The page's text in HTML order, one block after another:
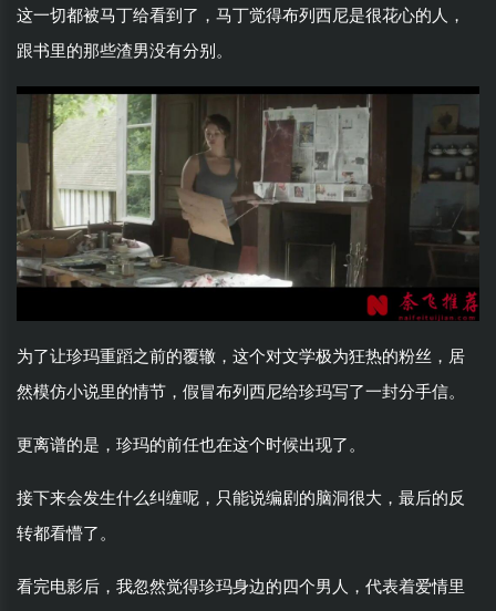
这一切都被马丁给看到了，马丁觉得布列西尼是很花心的人，
跟书里的那些渣男没有分别。
为了让珍玛重蹈之前的覆辙，这个对文学极为狂热的粉丝，居
然模仿小说里的情节，假冒布列西尼给珍玛写了一封分手信。
更离谱的是，珍玛的前任也在这个时候出现了。
接下来会发生什么纠缠呢，只能说编剧的脑洞很大，最后的反
转都看懵了。
看完电影后，我忽然觉得珍玛身边的四个男人，代表着爱情里